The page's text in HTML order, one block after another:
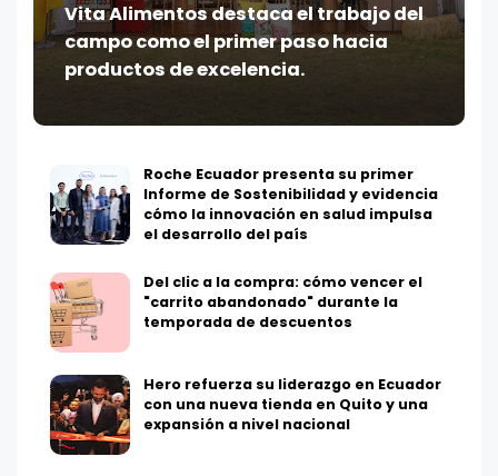
Vita Alimentos destaca el trabajo del
campo como el primer paso hacia
productos de excelencia.
Roche Ecuador presenta su primer
Informe de Sostenibilidad y evidencia
cómo la innovación en salud impulsa
el desarrollo del país
Del clic a la compra: cómo vencer el
"carrito abandonado" durante la
temporada de descuentos
Hero refuerza su liderazgo en Ecuador
con una nueva tienda en Quito y una
expansión a nivel nacional